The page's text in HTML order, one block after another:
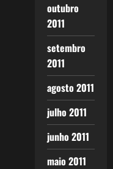
outubro
2011
setembro
2011
agosto 2011
julho 2011
junho 2011
maio 2011